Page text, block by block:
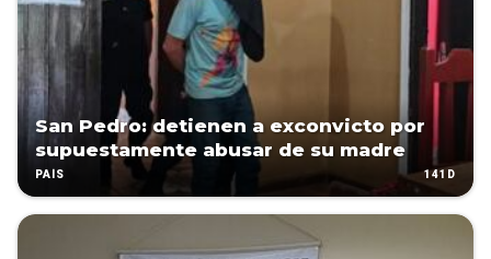
San Pedro: detienen a exconvicto por
supuestamente abusar de su madre
PAÍS 141D